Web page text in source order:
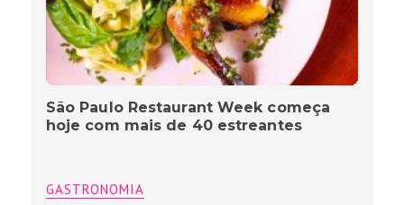
São Paulo Restaurant Week começa
hoje com mais de 40 estreantes
GASTRONOMIA